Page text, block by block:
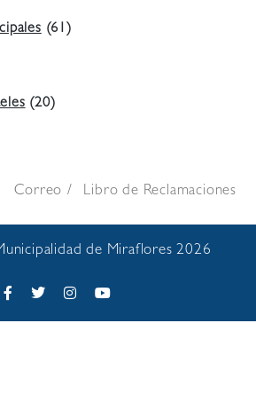
(61)
(20)
Correo Libro de Reclamaciones
de Miraflores 2026